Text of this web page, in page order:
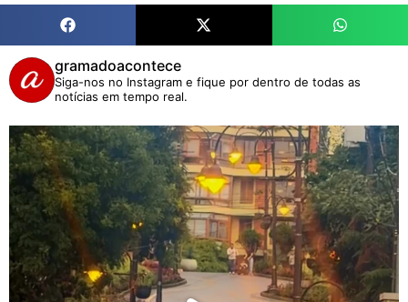
gramadoacontece
Siga-nos no Instagram e fique por dentro de todas as
notícias em tempo real.